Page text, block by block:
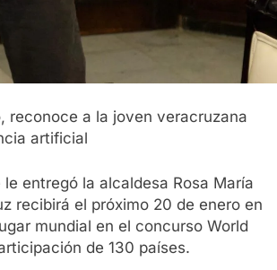
reconoce a la joven veracruzana
artificial
entregó la alcaldesa Rosa María
recibirá el próximo 20 de enero en
mundial en el concurso World
de 130 países.